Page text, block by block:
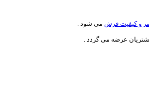
و کیفیت فرش می شود .